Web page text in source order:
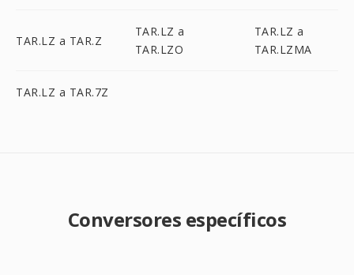
TAR.LZ a TAR.Z
TAR.LZ a
TAR.LZO
TAR.LZ a
TAR.LZMA
TAR.LZ a TAR.7Z
Conversores específicos